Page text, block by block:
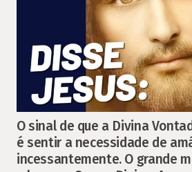
O sinal de que a Divina
é sentir a necessidade de
incessantemente. O grande